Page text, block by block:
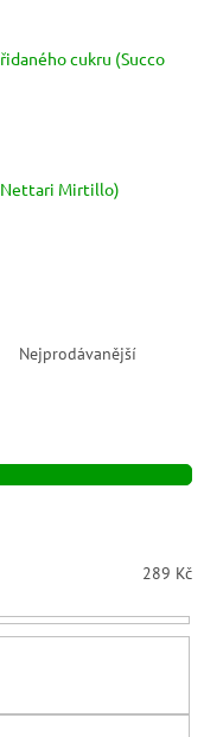
cukru (Succo
Mirtillo)
Nejprodávanější
289 Kč